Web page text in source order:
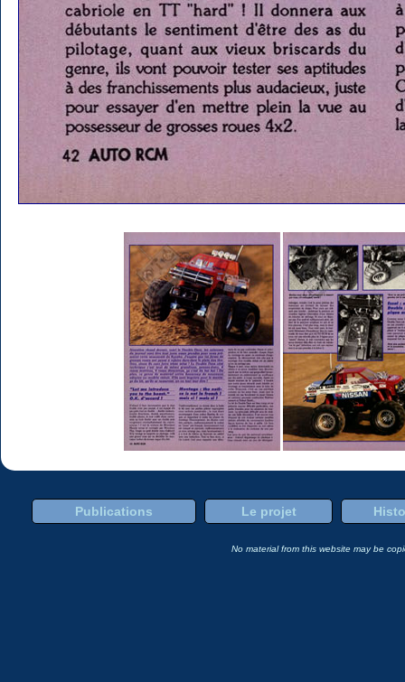
Publications Le projet
No material from this website may be